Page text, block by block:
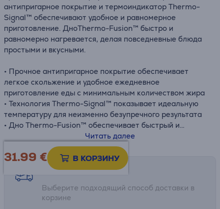
антипригарное покрытие и термоиндикатор Thermo-
Signal™ обеспечивают удобное и равномерное
приготовление. ДноThermo-Fusion™ быстро и
равномерно нагревается, делая повседневные блюда
простыми и вкусными.
• Прочное антипригарное покрытие обеспечивает
легкое скольжение и удобное ежедневное
приготовление еды с минимальным количеством жира
• Технология Thermo-Signal™ показывает идеальную
температуру для неизменно безупречного результата
• Дно Thermo-Fusion™ обеспечивает быстрый и
равномерный нагрев, подходит для газовых,
керамических и индукционных плит (кроме
электрических)
• Легко очищается благодаря антипригарному
покрытию как внутри, так и снаружи
• Французское качество – создано с учетом прочности и
инноваций
Читать далее
31.99 € В КОРЗИНУ
Возможности доставки
Выберите подходящий способ доставки в
корзине